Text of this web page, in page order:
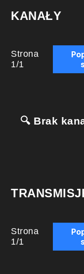
KANAŁY
Strona
1/1
🔍 Brak
Strona
1/1